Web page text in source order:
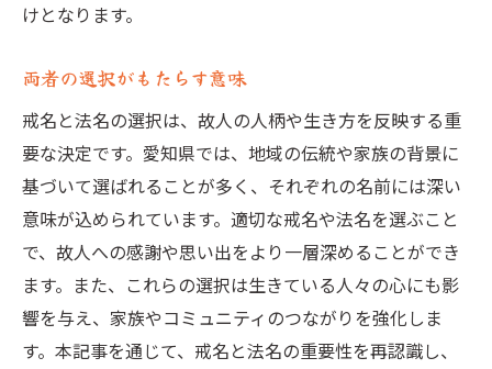
けとなります。
両者の選択がもたらす意味
戒名と法名の選択は、故人の人柄や生き方を反映する重
要な決定です。愛知県では、地域の伝統や家族の背景に
基づいて選ばれることが多く、それぞれの名前には深い
意味が込められています。適切な戒名や法名を選ぶこと
で、故人への感謝や思い出をより一層深めることができ
ます。また、これらの選択は生きている人々の心にも影
響を与え、家族やコミュニティのつながりを強化しま
す。本記事を通じて、戒名と法名の重要性を再認識し、